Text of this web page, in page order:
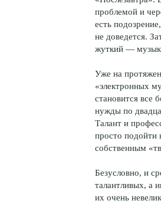
проблемой и
есть
не доведется.
жуткий —
Уже на
«электронных
становится все
нужды по
Талант и
просто подойти
собственным
Безусловно, и
талантливых, а
их очень